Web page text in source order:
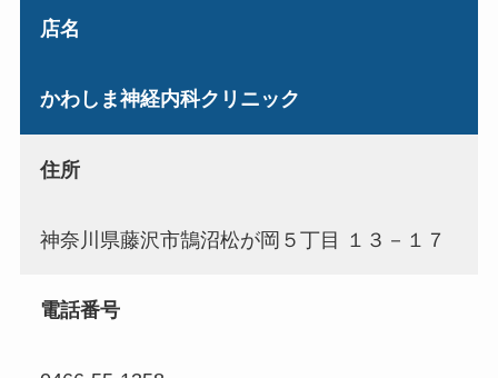
店名
かわしま神経内科クリニック
住所
神奈川県藤沢市鵠沼松が岡５丁目 １３－１７
電話番号